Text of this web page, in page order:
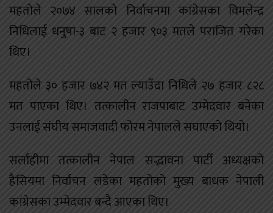
महतोले २०७४ सालको निर्वाचनमा कांग्रेसका विमलेन्द्र
निधिलाई धनुषा-३ बाट २ हजार ९०३ मतले पराजित गरेका
थिए।
महतोले ३० हजार ७४२ मत ल्याउँदा निधिले २७ हजार ८२८
मत पाएका थिए। तत्कालीन राजपाबाट उम्मेदवार बनेका
उनलाई संघीय समाजवादी फोरम नेपालले सघाएको थियो।
सर्लाहीमा तत्कालीन नेपाल सद्भावना पार्टी अध्यक्षको
हैसियमा निर्वाचन लडेका महतोको मुख्य बाधक नेपाली
कांग्रेसका उम्मेदवार बन्दै आएका थिए।